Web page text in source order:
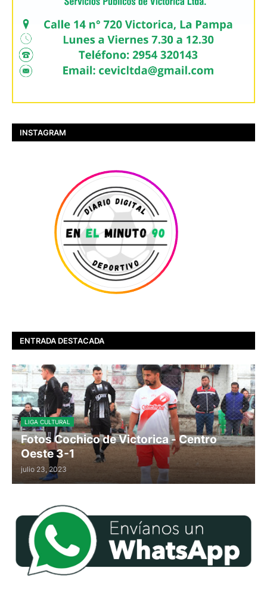
INSTAGRAM
ENTRADA DESTACADA
LIGA CULTURAL
Fotos Cochico de Victorica - Centro
Oeste 3-1
julio 23, 2023